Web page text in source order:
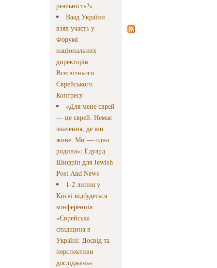
реальність?»
Ваад України
взяв участь у
Форумі
національних
директорів
Всесвітнього
Єврейського
Конгресу
«Для мене єврей
— це єврей. Немає
значення, де він
живе. Ми — одна
родина»: Едуард
Шифрін для Jewish
Post And News
1-2 липня у
Києві відбудеться
конференція
«Єврейська
спадщина в
Україні: Досвід та
перспективи
досліджень»